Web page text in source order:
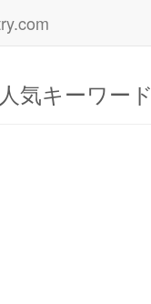
気キーワード